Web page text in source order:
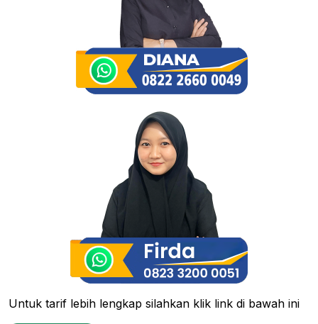
Untuk tarif lebih lengkap silahkan klik link di bawah ini